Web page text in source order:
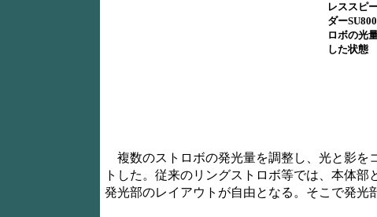
レススピ
ダー
ロボの光
した状態
複数のストロボの発光量を調整し、光と影を
トした。従来のリングストロボ等では、本体
発光部のレイアウトが自由となる。そこで発光